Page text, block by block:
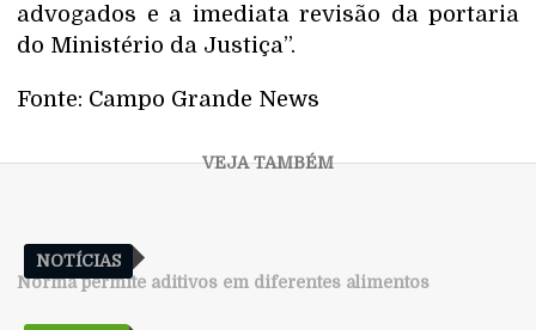
advogados e a imediata revisão da portaria
do Ministério da Justiça”.
Fonte: Campo Grande News
NOTÍCIAS
Norma permite aditivos em diferentes alimentos